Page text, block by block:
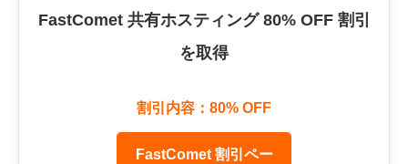
FastComet 共有ホスティング 80% OFF 割引
を取得
割引内容：80% OFF
FastComet 割引ペー